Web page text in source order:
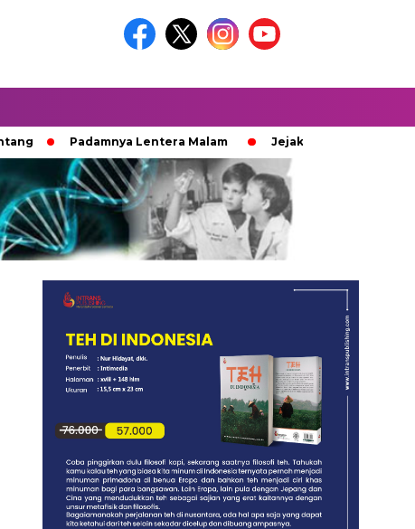
Padamnya Lentera Malam Jejak 100 Hari Pemburu Kayu